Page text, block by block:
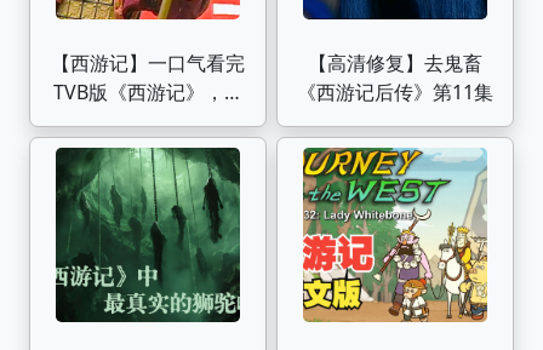
【西游记】一口气看完
TVB版《西游记》，翻
拍经典的巅峰之作！
【高清修复】去鬼畜
《西游记后传》第11集